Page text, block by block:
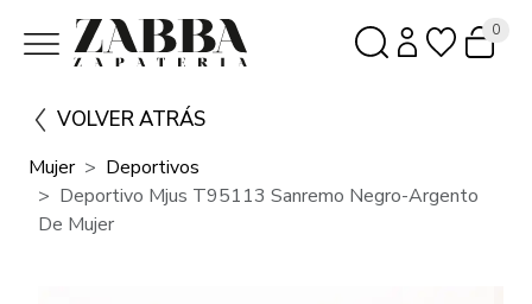
0
VOLVER ATRÁS
Mujer
Deportivos
Deportivo Mjus T95113 Sanremo Negro-Argento
De Mujer